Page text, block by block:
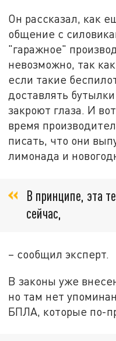
Он рассказал, как
общение с
"гаражное"
невозможно, так
если такие
доставлять
закроют глаза. И
время
писать, что они
лимонада и
В принципе, эта
сейчас,
– сообщил эксперт.
В законы уже
но там нет
БПЛА, которые по-